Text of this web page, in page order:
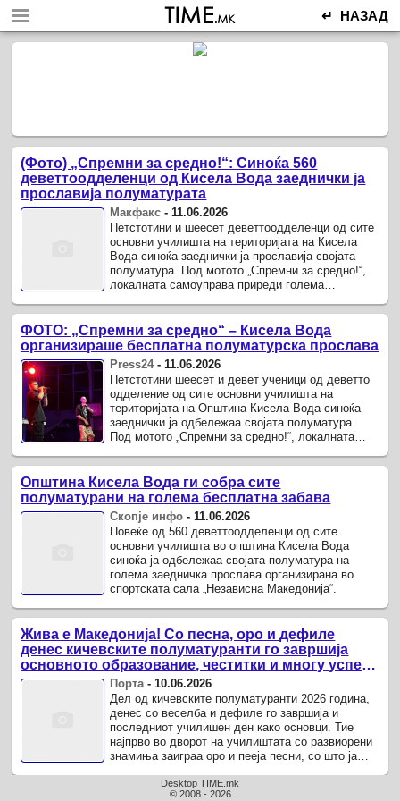
↵ НАЗАД
(Фото) „Спремни за средно!“: Синоќа 560
деветтоодделенци од Кисела Вода заеднички ја
прославија полуматурата
Макфакс - 11.06.2026
Петстотини и шеесет деветтоодделенци од сите
основни училишта на територијата на Кисела
Вода синоќа заеднички ја прославија својата
полуматура. Под мотото „Спремни за средно!“,
локалната самоуправа приреди голема
ФОТО: „Спремни за средно“ – Кисела Вода
организираше бесплатна полуматурска прослава
Press24- 11.06.2026
Петстотини шеесет и девет ученици од деветто
одделение од сите основни училишта на
територијата на Општина Кисела Вода синоќа
заеднички ја одбележаа својата полуматура.
Под мотото „Спремни за средно!“, локалната
Општина Кисела Вода ги собра сите
полуматурани на голема бесплатна забава
Скопје инфо -11.06.2026
Повеќе од 560 деветтоодделенци од сите
основни училишта во општина Кисела Вода
синоќа ја одбележаа својата полуматура на
голема заедничка прослава организирана во
спортската сала „Независна Македонија“.
Жива е Македонија! Со песна, оро и дефиле
денес кичевските полуматуранти го завршија
основното образование, честитки и многу успех
понатаму!
Порта-10.06.2026
Дел од кичевските полуматуранти 2026 година,
денес со веселба и дефиле го завршија и
последниот училишен ден како основци. Тие
најпрво во дворот на училиштата со развиорени
знамиња заиграа оро и пееја песни, со што ја
Desktop TIME.mk
© 2008 - 2026